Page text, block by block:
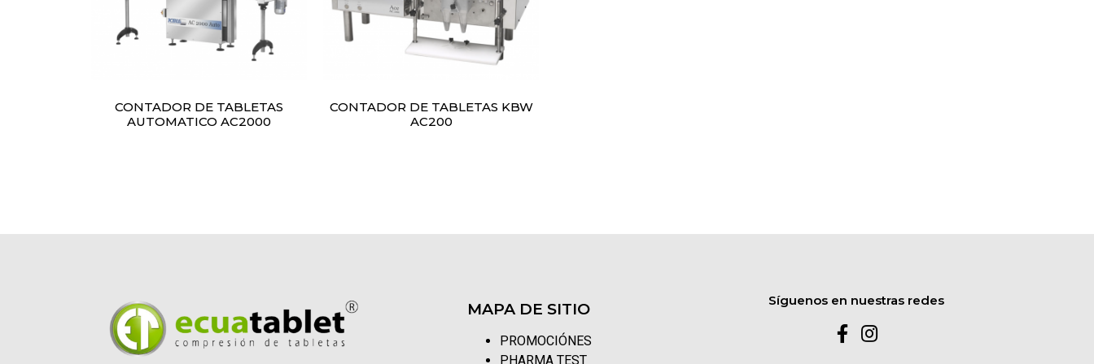
CONTADOR DE TABLETAS
AUTOMATICO AC2000
CONTADOR DE TABLETAS KBW
AC200
MAPA DE SITIO
PROMOCIÓNES
PHARMA TEST
Síguenos en nuestras redes